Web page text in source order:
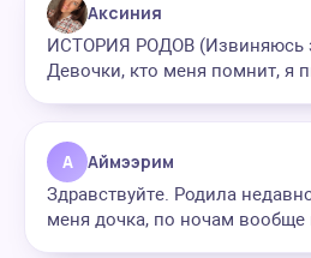
Аксиния
ИСТОРИЯ РОДОВ (Извиняюсь
Девочки, кто меня помнит, я
А Аймээрим
Здравствуйте. Родила
меня дочка, по ночам вообще